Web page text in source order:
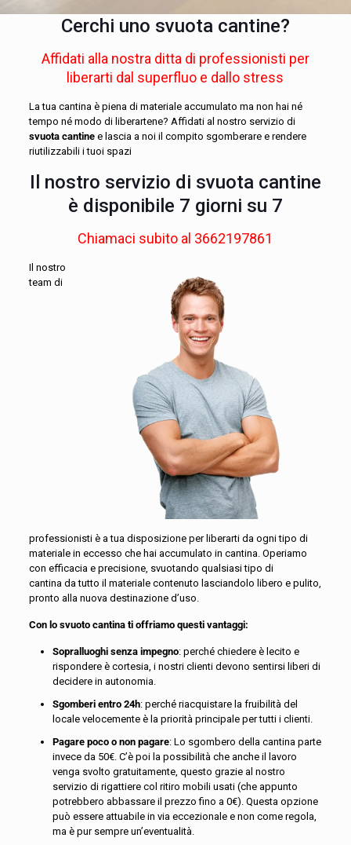
Cerchi uno svuota cantine?
Affidati alla nostra ditta di professionisti per
liberarti dal superfluo e dallo stress
La tua cantina è piena di materiale accumulato ma non hai né
tempo né modo di liberartene? Affidati al nostro servizio di
svuota cantinee lascia a noi il compito sgomberare e rendere
riutilizzabili i tuoi spazi
Il nostro servizio di svuota cantine
è disponibile 7 giorni su 7
Chiamaci subito al 3662197861
Il nostro
team di
professionisti è a tua disposizione per liberarti da ogni tipo di
materiale in eccesso che hai accumulato in cantina. Operiamo
con efficacia e precisione, svuotando qualsiasi tipo di
cantina da tutto il materiale contenuto lasciandolo libero e pulito,
pronto alla nuova destinazione d’uso.
Con lo svuoto cantina ti offriamo questi vantaggi:
Sopralluoghi senza impegno: perché chiedere è lecito e
rispondere è cortesia, i nostri clienti devono sentirsi liberi di
decidere in autonomia.
Sgomberi entro 24h: perché riacquistare la fruibilità del
locale velocemente è la priorità principale per tutti i clienti.
Pagare poco o non pagare: Lo sgombero della cantina parte
invece da 50€. C’è poi la possibilità che anche il lavoro
venga svolto gratuitamente, questo grazie al nostro
servizio di rigattiere col ritiro mobili usati (che appunto
potrebbero abbassare il prezzo fino a 0€). Questa opzione
può essere attuabile in via eccezionale e non come regola,
ma è pur sempre un’eventualità.